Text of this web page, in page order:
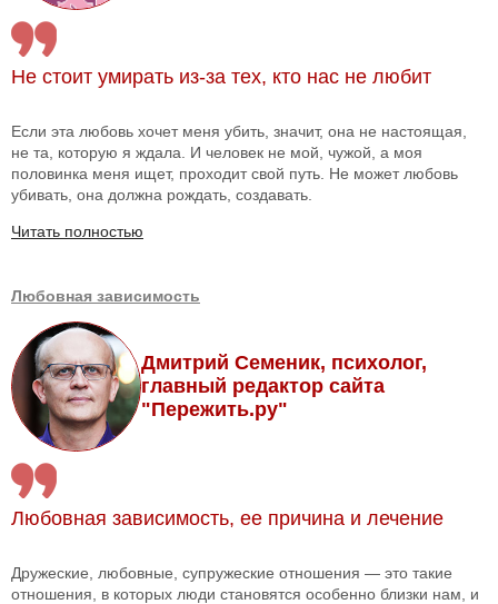
Не стоит умирать из-за тех, кто нас не любит
Если эта любовь хочет меня убить, значит, она не настоящая,
не та, которую я ждала. И человек не мой, чужой, а моя
половинка меня ищет, проходит свой путь. Не может любовь
убивать, она должна рождать, создавать.
Читать полностью
Любовная зависимость
Дмитрий Семеник, психолог,
главный редактор сайта
"Пережить.ру"
Любовная зависимость, ее причина и лечение
Дружеские, любовные, супружеские отношения — это такие
отношения, в которых люди становятся особенно близки нам, и